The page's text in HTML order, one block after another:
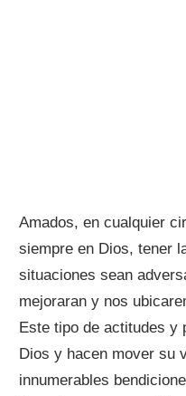
Amados, en cualquier
siempre en Dios, tener
situaciones sean
mejoraran y nos
Este tipo de actitudes y
Dios y hacen mover su
innumerables